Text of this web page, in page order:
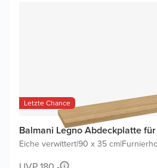
Letzte Chance
Balmani Legno Abdeckplatte
Eiche verwittert|90 x 35 cm|